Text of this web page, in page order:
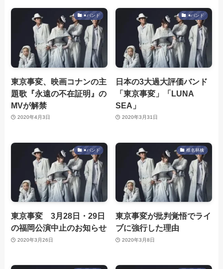
●バンド
東京事変、映画コナンの主
題歌『永遠の不在証明』の
MVが解禁
2020年4月3日
●バンド
日本の3大過大評価バンド
「東京事変」「LUNA
SEA」
2020年3月31日
●バンド
東京事変 3月28日・29日
の福岡公演中止のお知らせ
2020年3月26日
椎名林檎
東京事変が批判覚悟でライ
ブに強行した理由
2020年3月8日